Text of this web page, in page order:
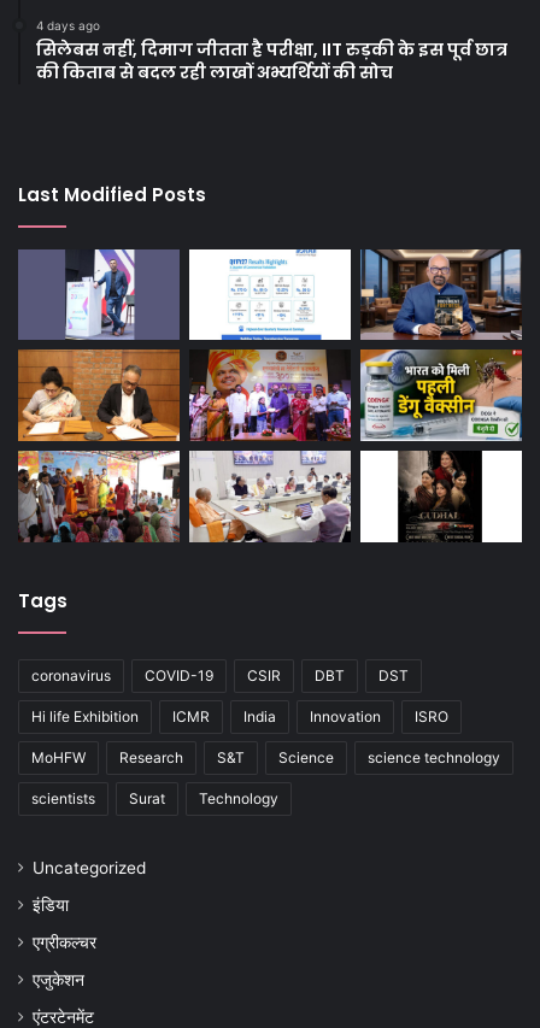
4 days ago
सिलेबस नहीं, दिमाग जीतता है परीक्षा, IIT रुड़की के इस पूर्व छात्र
की किताब से बदल रही लाखों अभ्यर्थियों की सोच
Last Modified Posts
Tags
coronavirus COVID-19 CSIR DBT DST
Hi life Exhibition ICMR India Innovation ISRO
MoHFW Research S&T Science science technology
scientists Surat Technology
Uncategorized
इंडिया
एग्रीकल्चर
एजुकेशन
एंटरटेनमेंट